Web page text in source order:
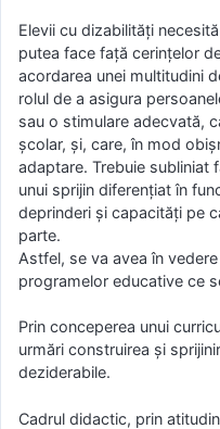
Elevii cu dizabilităţi
putea face faţă cerinţelor
acordarea unei multitudini
rolul de a asigura
sau o stimulare adecvată,
şcolar, şi, care, în mod
adaptare. Trebuie subliniat
unui sprijin diferenţiat în
deprinderi şi capacităţi pe
parte.
Astfel, se va avea în
programelor educative ce
Prin conceperea unui
urmări construirea şi
deziderabile.
Cadrul didactic, prin